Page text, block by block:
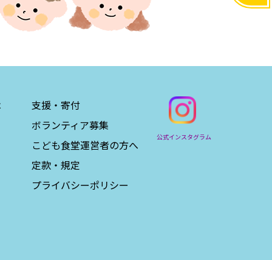
支援・寄付
ボランティア募集
こども食堂運営者の方へ
定款・規定
プライバシーポリシー
公式インスタグラム